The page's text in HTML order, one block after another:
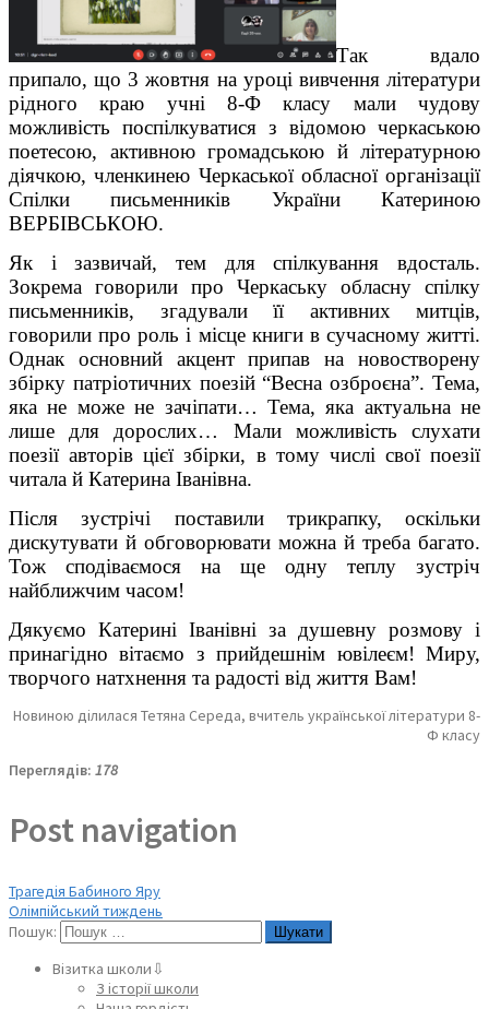
Так вдало
припало, що 3 жовтня на уроці вивчення літератури
рідного краю учні 8-Ф класу мали чудову
можливість поспілкуватися з відомою черкаською
поетесою, активною громадською й літературною
діячкою, членкинею Черкаської обласної організації
Спілки письменників України Катериною
ВЕРБІВСЬКОЮ.
Як і зазвичай, тем для спілкування вдосталь.
Зокрема говорили про Черкаську обласну спілку
письменників, згадували її активних митців,
говорили про роль і місце книги в сучасному житті.
Однак основний акцент припав на новостворену
збірку патріотичних поезій “Весна озброєна”. Тема,
яка не може не зачіпати… Тема, яка актуальна не
лише для дорослих… Мали можливість слухати
поезії авторів цієї збірки, в тому числі свої поезії
читала й Катерина Іванівна.
Після зустрічі поставили трикрапку, оскільки
дискутувати й обговорювати можна й треба багато.
Тож сподіваємося на ще одну теплу зустріч
найближчим часом!
Дякуємо Катерині Іванівні за душевну розмову і
принагідно вітаємо з прийдешнім ювілеєм! Миру,
творчого натхнення та радості від життя Вам!
Новиною ділилася Тетяна Середа, вчитель української літератури 8-
Ф класу
Переглядів: 178
Post navigation
Трагедія Бабиного Яру
Олімпійський тиждень
Пошук:
Візитка школи⇩
З історії школи